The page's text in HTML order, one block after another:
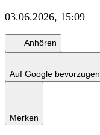
03.06.2026, 15:09
Anhören
Auf Google bevorzugen
Merken